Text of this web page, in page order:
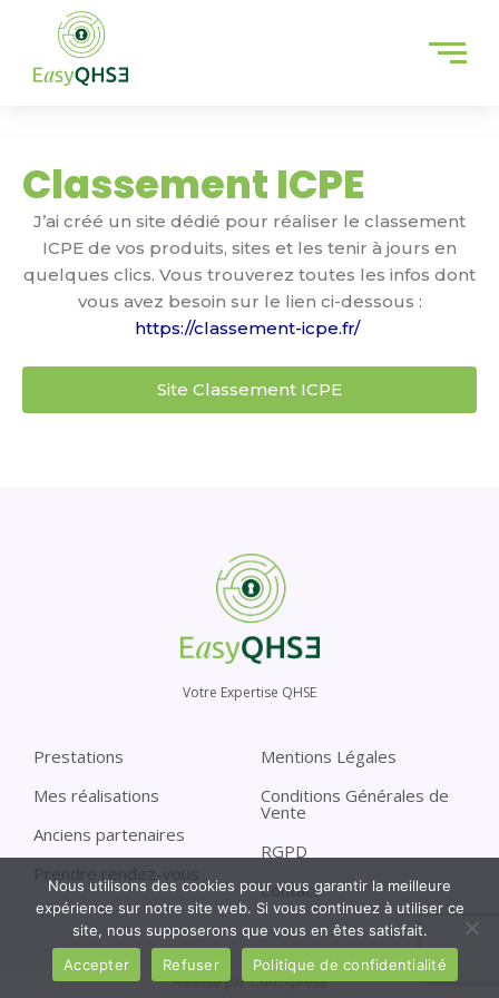
contenu
Classement ICPE
J’ai créé un site dédié pour réaliser le classement
ICPE de vos produits, sites et les tenir à jours en
quelques clics. Vous trouverez toutes les infos dont
vous avez besoin sur le lien ci-dessous :
https://classement-icpe.fr/
Site Classement ICPE
Votre Expertise QHSE
Prestations
Mes réalisations
Anciens partenaires
Mentions Légales
Conditions Générales de
Vente
RGPD
Contact
Réalisé par Comxpress
Nous utilisons des cookies pour vous garantir la meilleure
expérience sur notre site web. Si vous continuez à utiliser ce
site, nous supposerons que vous en êtes satisfait.
Accepter
Refuser Politique de confidentialité